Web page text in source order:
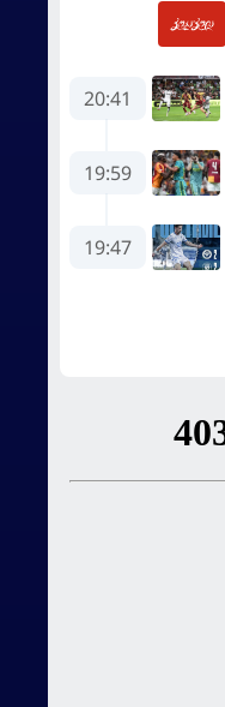
20:41
19:59
19:47